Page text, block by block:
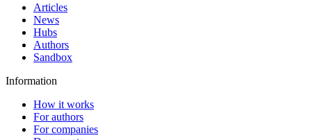
Articles
News
Hubs
Authors
Sandbox
Information
How it works
For authors
For companies